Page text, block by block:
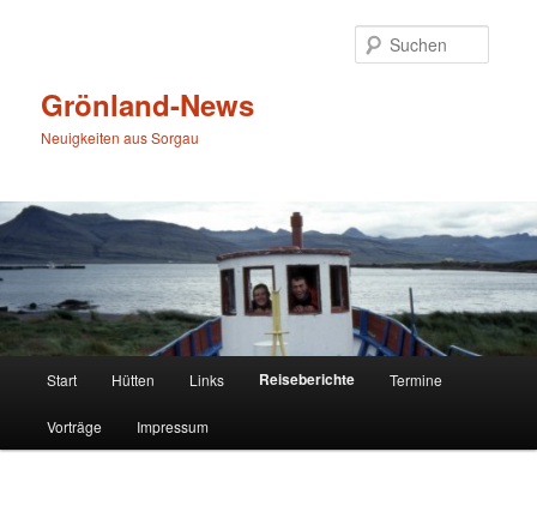
Grönland-News
Neuigkeiten aus Sorgau
Start Hütten Links Reiseberichte Termine
Vorträge Impressum